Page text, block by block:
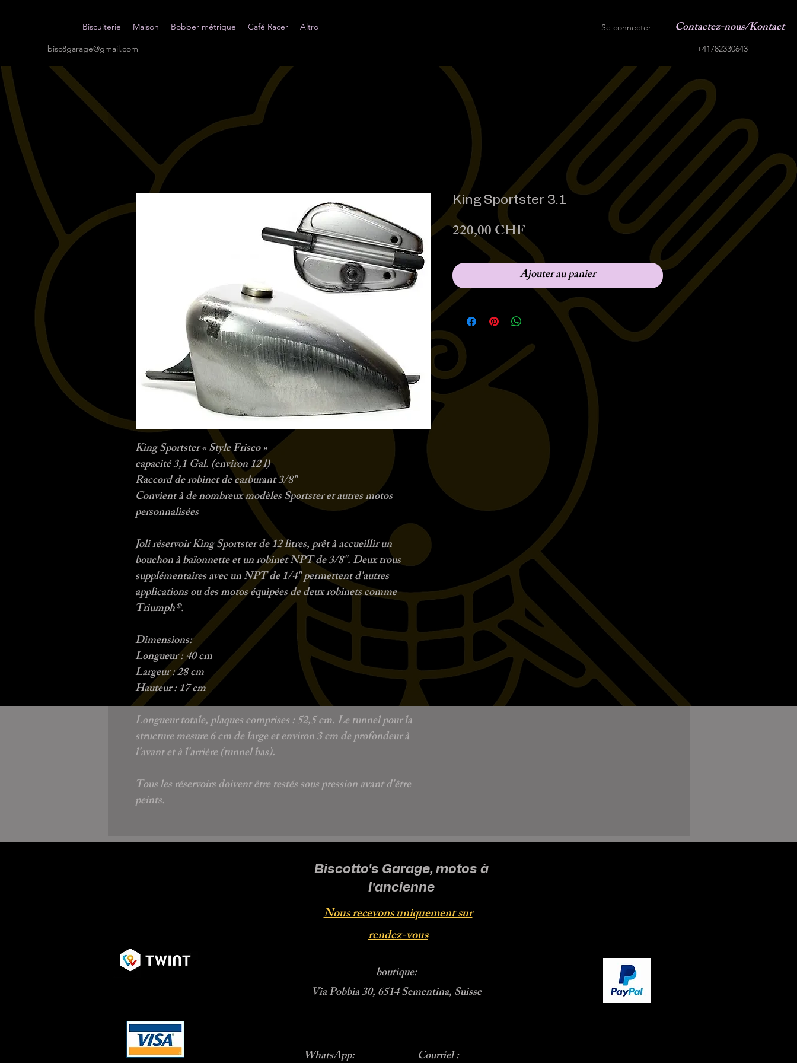
Biscuiterie Maison Bobber métrique Café Racer Altro Se connecter Contactez-nous/Kontact
bisc8garage@gmail.com +41782330643
King Sportster « Style Frisco »
capacité 3,1 Gal. (environ 12 l)
Raccord de robinet de carburant 3/8"
Convient à de nombreux modèles Sportster et autres motos
personnalisées
Joli réservoir King Sportster de 12 litres, prêt à accueillir un
bouchon à baïonnette et un robinet NPT de 3/8". Deux trous
supplémentaires avec un NPT de 1/4" permettent d'autres
applications ou des motos équipées de deux robinets comme
Triumph®.
Dimensions:
Longueur : 40 cm
Largeur : 28 cm
Hauteur : 17 cm
Longueur totale, plaques comprises : 52,5 cm. Le tunnel pour la
structure mesure 6 cm de large et environ 3 cm de profondeur à
l'avant et à l'arrière (tunnel bas).
Tous les réservoirs doivent être testés sous pression avant d'être
peints.
King Sportster 3.1
220,00 CHFPrix
Ajouter au panier
Biscotto's Garage, motos à
l'ancienne
Nous recevons uniquement sur
rendez-vous
boutique:
Via Pobbia 30, 6514 Sementina, Suisse
WhatsApp: Courriel :